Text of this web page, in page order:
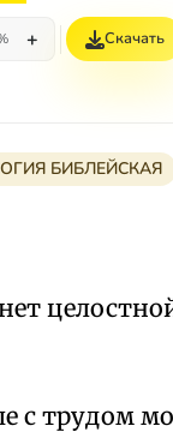
+ Скачать
БИБЛЕЙСКАЯ
с трудом